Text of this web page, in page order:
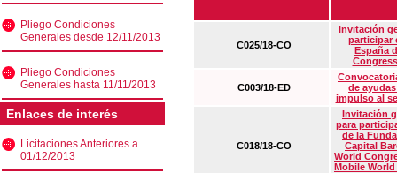
Pliego Condiciones
Generales desde 12/11/2013
Pliego Condiciones
Generales hasta 11/11/2013
Enlaces de interés
Licitaciones Anteriores a
01/12/2013
C025/18-CO
Invitación
participar
España
C003/18-ED
de
impulso al
C018/18-CO
Invitación
para
de la
Capital
World
Mobile